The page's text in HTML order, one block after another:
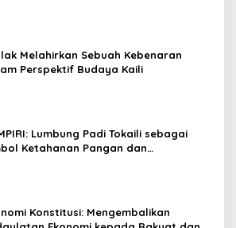
Melahirkan Sebuah Kebenaran
Perspektif Budaya Kaili
Lumbung Padi Tokaili sebagai
Ketahanan Pangan dan
Konstitusi: Mengembalikan